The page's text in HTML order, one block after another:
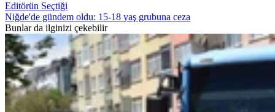
Editörün Seçtiği
Niğde'de gündem oldu: 15-18 yaş grubuna ceza
Bunlar da ilginizi çekebilir